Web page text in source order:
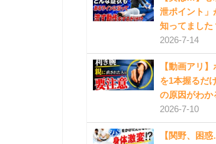
泄ポイント」
知ってました
2026-7-14
【動画アリ
を1本握るだ
の原因がわか
2026-7-10
【関野、困